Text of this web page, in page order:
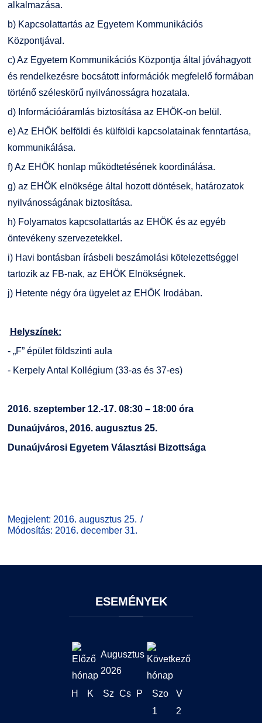
alkalmazása.
b) Kapcsolattartás az Egyetem Kommunikációs
Központjával.
c) Az Egyetem Kommunikációs Központja által jóváhagyott
és rendelkezésre bocsátott információk megfelelő formában
történő széleskörű nyilvánosságra hozatala.
d) Információáramlás biztosítása az EHÖK-on belül.
e) Az EHÖK belföldi és külföldi kapcsolatainak fenntartása,
kommunikálása.
f) Az EHÖK honlap működtetésének koordinálása.
g) az EHÖK elnöksége által hozott döntések, határozatok
nyilvánosságának biztosítása.
h) Folyamatos kapcsolattartás az EHÖK és az egyéb
öntevékeny szervezetekkel.
i) Havi bontásban írásbeli beszámolási kötelezettséggel
tartozik az FB-nak, az EHÖK Elnökségnek.
j) Hetente négy óra ügyelet az EHÖK Irodában.
Helyszínek:
- „F” épület földszinti aula
- Kerpely Antal Kollégium (33-as és 37-es)
2016. szeptember 12.-17. 08:30 – 18:00 óra
Dunaújváros, 2016. augusztus 25.
Dunaújvárosi Egyetem Választási Bizottsága
Megjelent: 2016. augusztus 25.
Módosítás: 2016. december 31.
ESEMÉNYEK
Augusztus
2026
H K Sz Cs P Szo
V
1
2